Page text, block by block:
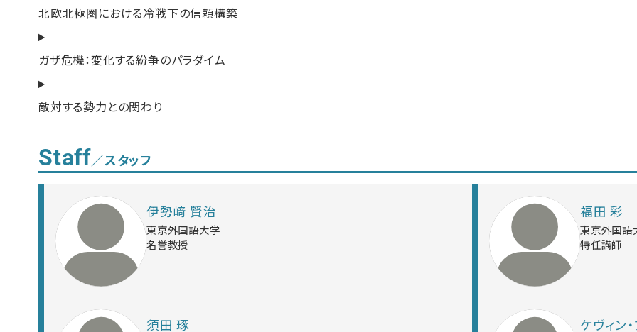
北欧北極圏における冷戦下の信頼構築
ガザ危機：変化する紛争のパラダイム
敵対する勢力との関わり
Staff／スタッフ
伊勢﨑 賢治
東京外国語大学
名誉教授
福田 彩
東京外国語
特任講師
須田 琢 ケヴィン